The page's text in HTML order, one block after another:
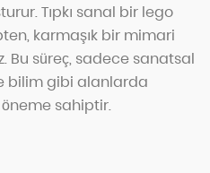
Tıpkı sanal bir lego
karmaşık bir mimari
Bu süreç, sadece sanatsal
bilim gibi alanlarda
sahiptir.